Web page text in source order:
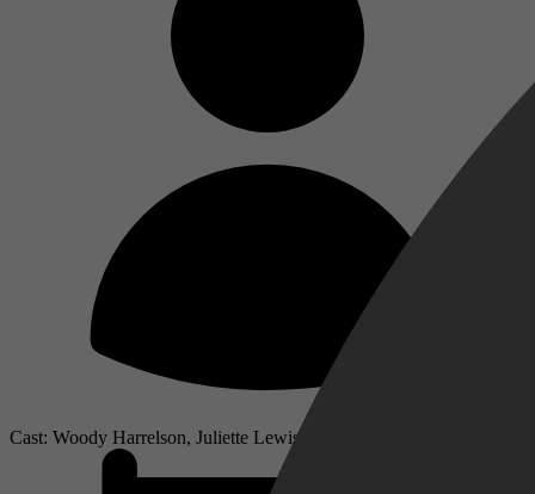
Cast: Woody Harrelson, Juliette Lewis, Robert Downey Jr.